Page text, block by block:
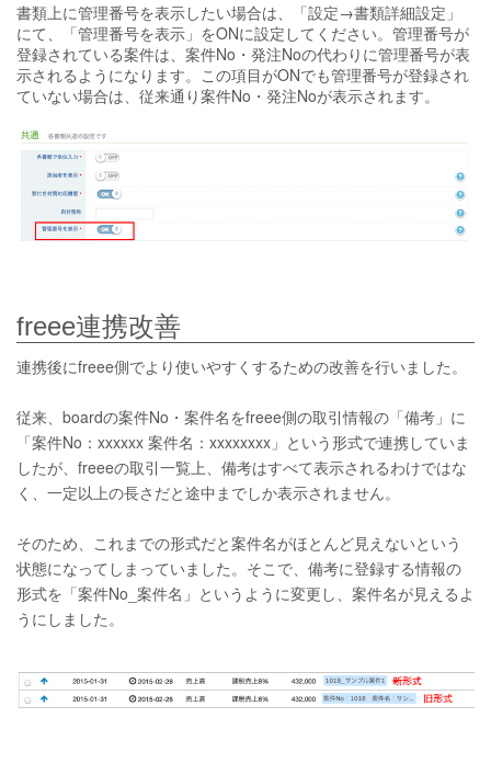
書類上に管理番号を表示したい場合は、「設定→書類詳細設定」
にて、「管理番号を表示」をONに設定してください。管理番号が
登録されている案件は、案件No・発注Noの代わりに管理番号が表
示されるようになります。この項目がONでも管理番号が登録され
ていない場合は、従来通り案件No・発注Noが表示されます。
freee連携改善
連携後にfreee側でより使いやすくするための改善を行いました。
従来、boardの案件No・案件名をfreee側の取引情報の「備考」に
「案件No：xxxxxx 案件名：xxxxxxxx」という形式で連携していま
したが、freeeの取引一覧上、備考はすべて表示されるわけではな
く、一定以上の長さだと途中までしか表示されません。
そのため、これまでの形式だと案件名がほとんど見えないという
状態になってしまっていました。そこで、備考に登録する情報の
形式を「案件No_案件名」というように変更し、案件名が見えるよ
うにしました。